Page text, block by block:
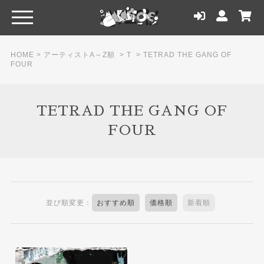
HOME > アーティストA～Z順 > T > TETRAD THE GANG OF
FOUR
TETRAD THE GANG OF
FOUR
並び順変更： おすすめ順 価格順 新着順